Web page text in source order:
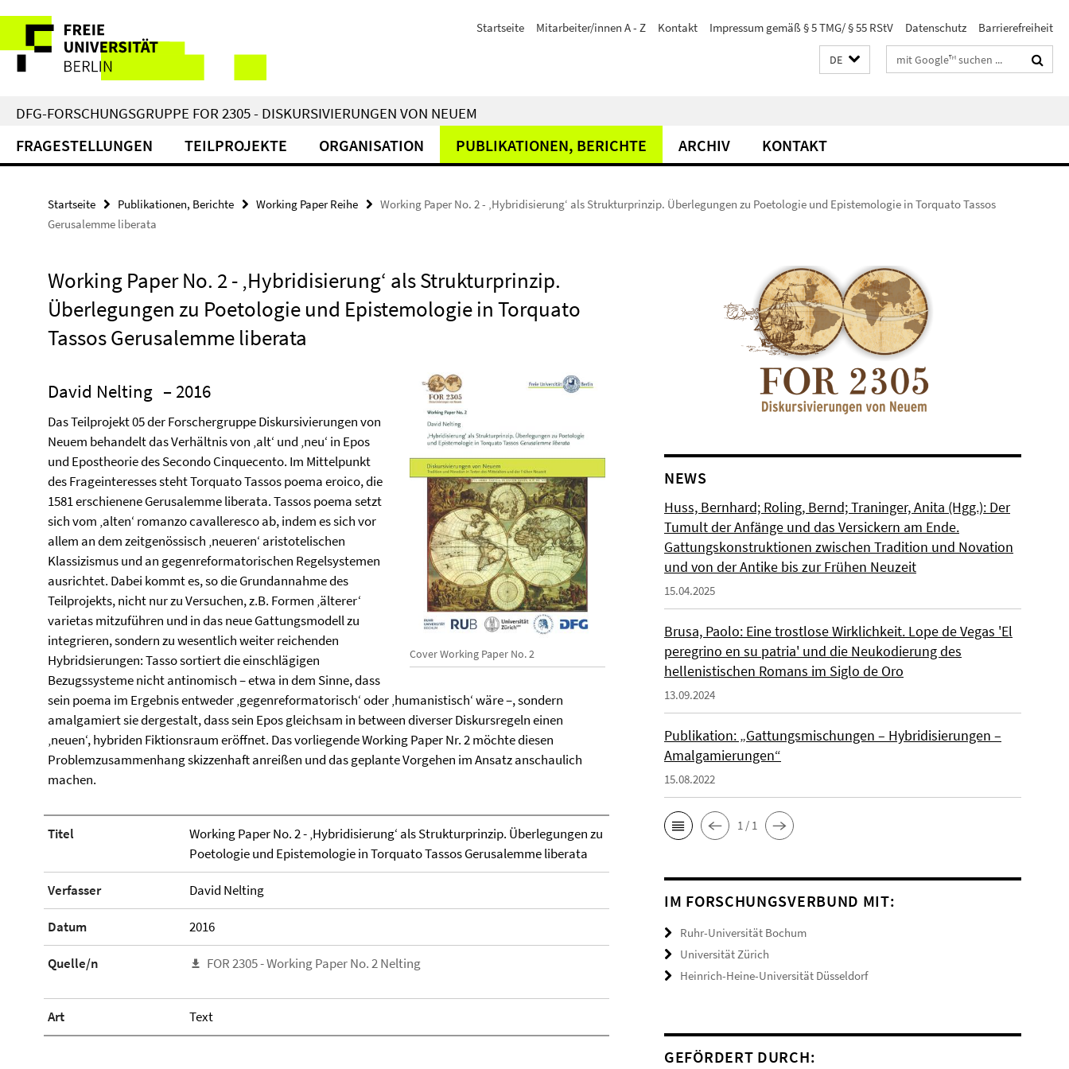
direkt
zu
Inhalt
Service-
Navigation
Startseite Mitarbeiter/innen A - Z Kontakt Impressum gemäß § 5 TMG/ § 55 RStV Datenschutz Barrierefreiheit
DE Suchbegriffe
DFG-FORSCHUNGSGRUPPE FOR 2305 - DISKURSIVIERUNGEN VON NEUEM
FRAGESTELLUNGEN TEILPROJEKTE ORGANISATION PUBLIKATIONEN, BERICHTE ARCHIV KONTAKT
Startseite Publikationen, Berichte Working Paper Reihe
Working Paper No. 2 - ‚Hybridisierung‘ als Strukturprinzip. Überlegungen zu Poetologie und Epistemologie in Torquato Tassos
Gerusalemme liberata
Working Paper No. 2 - ‚Hybridisierung‘ als Strukturprinzip.
Überlegungen zu Poetologie und Epistemologie in Torquato
Tassos Gerusalemme liberata
Cover Working Paper No. 2
David Nelting – 2016
Das Teilprojekt 05 der Forschergruppe Diskursivierungen von
Neuem behandelt das Verhältnis von ‚alt‘ und ‚neu‘ in Epos
und Epostheorie des Secondo Cinquecento. Im Mittelpunkt
des Frageinteresses steht Torquato Tassos poema eroico, die
1581 erschienene Gerusalemme liberata. Tassos poema setzt
sich vom ‚alten‘ romanzo cavalleresco ab, indem es sich vor
allem an dem zeitgenössisch ‚neueren‘ aristotelischen
Klassizismus und an gegenreformatorischen Regelsystemen
ausrichtet. Dabei kommt es, so die Grundannahme des
Teilprojekts, nicht nur zu Versuchen, z.B. Formen ‚älterer‘
varietas mitzuführen und in das neue Gattungsmodell zu
integrieren, sondern zu wesentlich weiter reichenden
Hybridsierungen: Tasso sortiert die einschlägigen
Bezugssysteme nicht antinomisch – etwa in dem Sinne, dass
sein poema im Ergebnis entweder ‚gegenreformatorisch‘ oder ‚humanistisch‘ wäre –, sondern
amalgamiert sie dergestalt, dass sein Epos gleichsam in between diverser Diskursregeln einen
‚neuen‘, hybriden Fiktionsraum eröffnet. Das vorliegende Working Paper Nr. 2 möchte diesen
Problemzusammenhang skizzenhaft anreißen und das geplante Vorgehen im Ansatz anschaulich
machen.
Titel
Working Paper No. 2 - ‚Hybridisierung‘ als Strukturprinzip. Überlegungen zu
Poetologie und Epistemologie in Torquato Tassos Gerusalemme liberata
Verfasser David Nelting
Datum 2016
Quelle/n FOR 2305 - Working Paper No. 2 Nelting
Art Text
NEWS
Huss, Bernhard; Roling, Bernd; Traninger, Anita (Hgg.): Der
Tumult der Anfänge und das Versickern am Ende.
Gattungskonstruktionen zwischen Tradition und Novation
und von der Antike bis zur Frühen Neuzeit
15.04.2025
Brusa, Paolo: Eine trostlose Wirklichkeit. Lope de Vegas 'El
peregrino en su patria' und die Neukodierung des
hellenistischen Romans im Siglo de Oro
13.09.2024
Publikation: „Gattungsmischungen – Hybridisierungen –
Amalgamierungen“
15.08.2022
1 / 1
IM FORSCHUNGSVERBUND MIT:
Ruhr-Universität Bochum
Universität Zürich
Heinrich-Heine-Universität Düsseldorf
GEFÖRDERT DURCH: